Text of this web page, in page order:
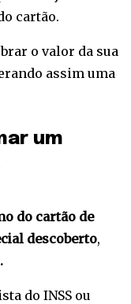
cartão.
o valor da sua
assim uma
um
do cartão de
descoberto,
do INSS ou